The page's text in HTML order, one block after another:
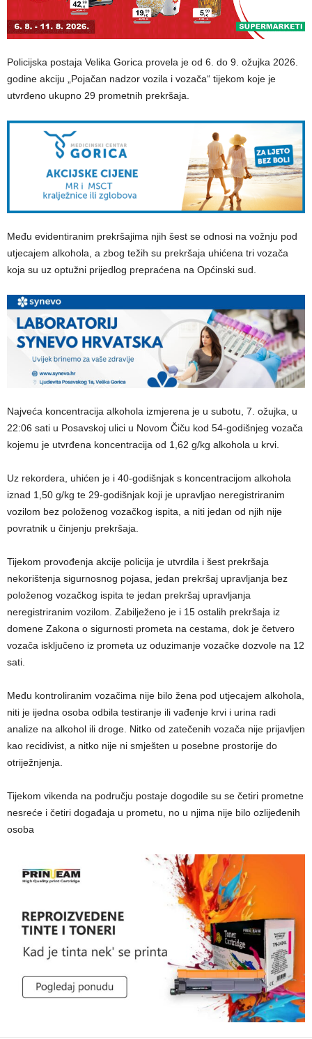
Policijska postaja Velika Gorica provela je od 6. do 9. ožujka 2026.
godine akciju „Pojačan nadzor vozila i vozača“ tijekom koje je
utvrđeno ukupno 29 prometnih prekršaja.
Među evidentiranim prekršajima njih šest se odnosi na vožnju pod
utjecajem alkohola, a zbog težih su prekršaja uhićena tri vozača
koja su uz optužni prijedlog prepraćena na Općinski sud.
Najveća koncentracija alkohola izmjerena je u subotu, 7. ožujka, u
22:06 sati u Posavskoj ulici u Novom Čiču kod 54-godišnjeg vozača
kojemu je utvrđena koncentracija od 1,62 g/kg alkohola u krvi.
​Uz rekordera, uhićen je i 40-godišnjak s koncentracijom alkohola
iznad 1,50 g/kg te 29-godišnjak koji je upravljao neregistriranim
vozilom bez položenog vozačkog ispita, a niti jedan od njih nije
povratnik u činjenju prekršaja.
Tijekom provođenja akcije policija je utvrdila i šest prekršaja
nekorištenja sigurnosnog pojasa, jedan prekršaj upravljanja bez
položenog vozačkog ispita te jedan prekršaj upravljanja
neregistriranim vozilom. Zabilježeno je i 15 ostalih prekršaja iz
domene Zakona o sigurnosti prometa na cestama, dok je četvero
vozača isključeno iz prometa uz oduzimanje vozačke dozvole na 12
sati.
​Među kontroliranim vozačima nije bilo žena pod utjecajem alkohola,
niti je ijedna osoba odbila testiranje ili vađenje krvi i urina radi
analize na alkohol ili droge. Nitko od zatečenih vozača nije prijavljen
kao recidivist, a nitko nije ni smješten u posebne prostorije do
otriježnjenja.
Tijekom vikenda na području postaje dogodile su se četiri prometne
nesreće i četiri događaja u prometu, no u njima nije bilo ozlijeđenih
osoba